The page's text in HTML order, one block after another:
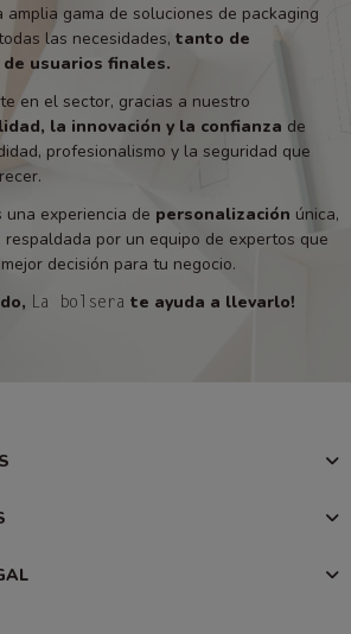
amplia gama de soluciones de packaging
las necesidades, tanto de
usuarios finales.
en el sector, gracias a nuestro
la innovación y la confianza de
profesionalismo y la seguridad que
experiencia de personalización única,
por un equipo de expertos que
decisión para tu negocio.
La bolsera te ayuda a llevarlo!